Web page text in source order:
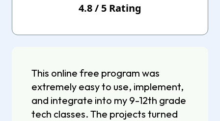
4.8/ 5 Rating
This online free program was
extremely easy to use, implement,
and integrate into my 9-12th grade
tech classes. The projects turned